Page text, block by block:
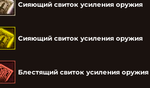
Сияющий свиток усиления оружия
Сияющий свиток усиления оружия
Блестящий свиток усиления оружия